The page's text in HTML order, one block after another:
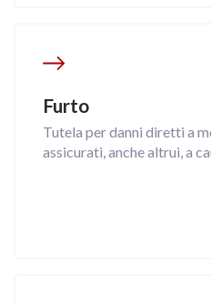
Furto
Tutela per danni diretti a
assicurati, anche altrui, a